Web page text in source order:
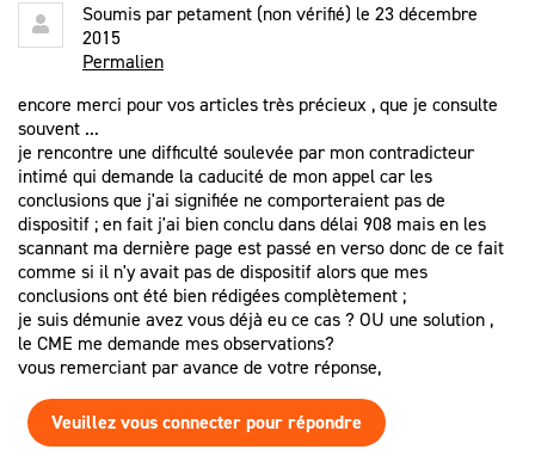
Soumis parpetament (non vérifié) le 23 décembre
2015
Permalien
encore merci pour vos articles très précieux , que je consulte
souvent ...
je rencontre une difficulté soulevée par mon contradicteur
intimé qui demande la caducité de mon appel car les
conclusions que j'ai signifiée ne comporteraient pas de
dispositif ; en fait j'ai bien conclu dans délai 908 mais en les
scannant ma dernière page est passé en verso donc de ce fait
comme si il n'y avait pas de dispositif alors que mes
conclusions ont été bien rédigées complètement ;
je suis démunie avez vous déjà eu ce cas ? OU une solution ,
le CME me demande mes observations?
vous remerciant par avance de votre réponse,
Veuillez vous connecter pour répondre